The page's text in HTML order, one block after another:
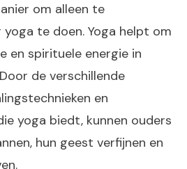
om alleen te
te doen. Yoga helpt om
en spirituele energie in
de verschillende
en
yoga biedt, kunnen ouders
hun geest verfijnen en